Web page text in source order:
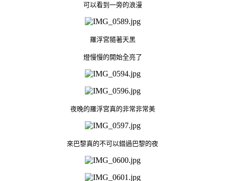
可以看到一旁的浪漫
羅浮宮隨著天黑
燈慢慢的開始全亮了
夜晚的羅浮宮真的非常非常美
來巴黎真的不可以錯過巴黎的夜